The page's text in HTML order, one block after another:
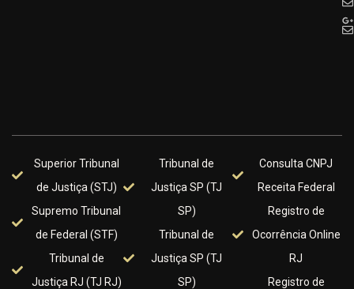
Superior Tribunal
de Justiça (STJ)
Supremo Tribunal
de Federal (STF)
Tribunal de
Justiça RJ (TJ RJ)
Tribunal de
Justiça SP (TJ
SP)
Tribunal de
Justiça SP (TJ
SP)
Consulta CNPJ
Receita Federal
Registro de
Ocorrência Online
RJ
Registro de